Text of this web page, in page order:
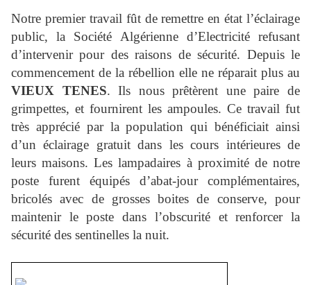
Notre premier travail fût de remettre en état l’éclairage
public, la Société Algérienne d’Electricité refusant
d’intervenir pour des raisons de sécurité. Depuis le
commencement de la rébellion elle ne réparait plus au
VIEUX TENES. Ils nous prêtèrent une paire de
grimpettes, et fournirent les ampoules. Ce travail fut
très apprécié par la population qui bénéficiait ainsi
d’un éclairage gratuit dans les cours intérieures de
leurs maisons. Les lampadaires à proximité de notre
poste furent équipés d’abat-jour complémentaires,
bricolés avec de grosses boites de conserve, pour
maintenir le poste dans l’obscurité et renforcer la
sécurité des sentinelles la nuit.